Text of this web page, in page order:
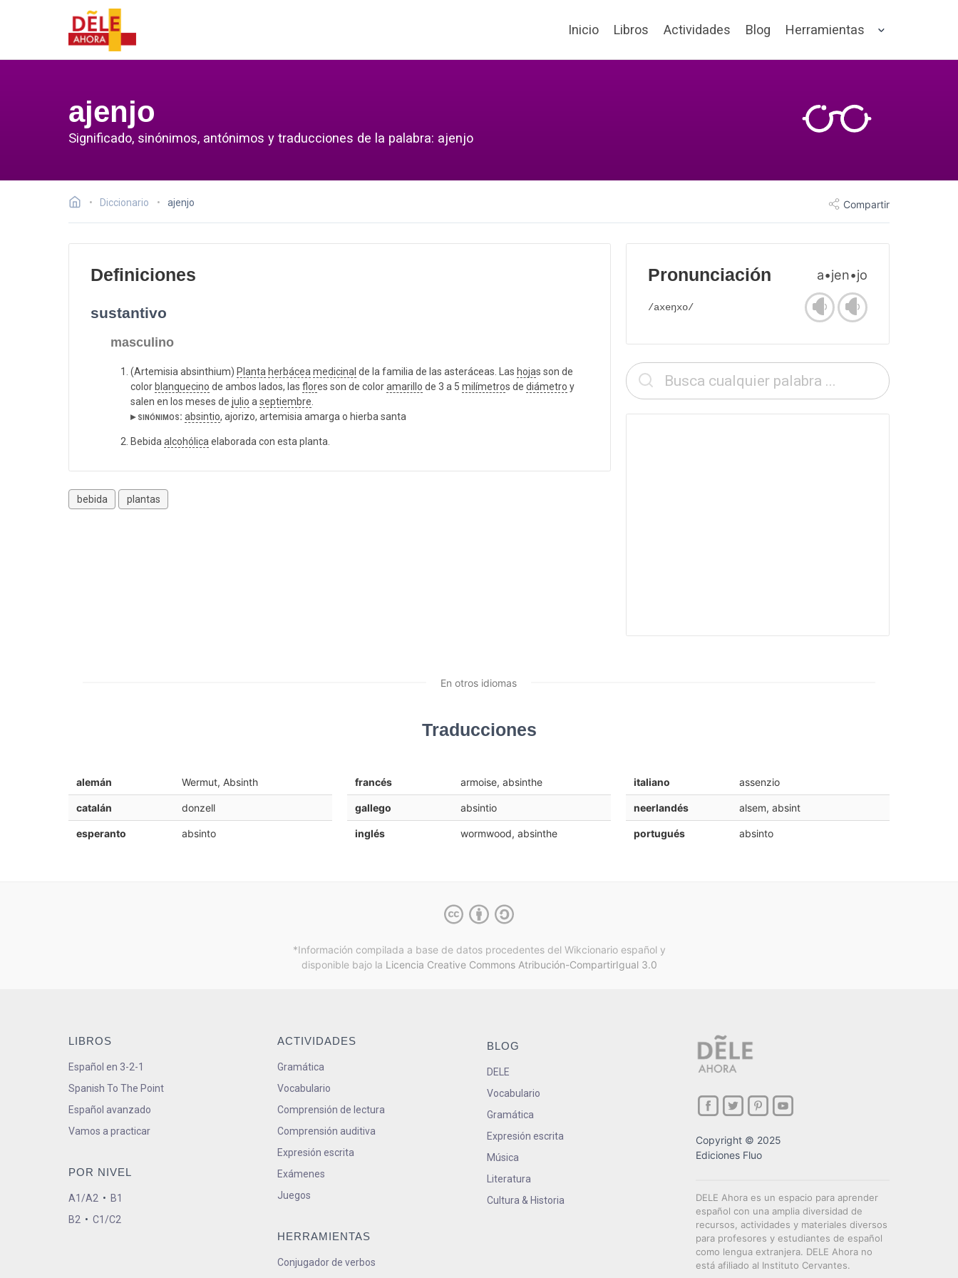
Inicio Libros Actividades Blog Herramientas
ajenjo
Significado, sinónimos, antónimos y traducciones de la palabra: ajenjo
Diccionario ajenjo Compartir
Definiciones
sustantivo
masculino
(Artemisia absinthium) Planta herbáceamedicinal de la familia de las asteráceas. Las hojas son de
color blanquecino de ambos lados, las flores son de coloramarillo de 3 a 5 milímetros de diámetro y
salen en los meses de julio aseptiembre.
▸ sinónimos: absintio, ajorizo, artemisia amarga o hierba santa
Bebidaalcohólicaelaborada con esta planta.
bebida plantas
Pronunciación a•jen•jo
/axeŋxo/
En otros idiomas
Traducciones
alemán Wermut, Absinth
catalán donzell
esperanto absinto
francés armoise, absinthe
gallego absintio
inglés wormwood, absinthe
italiano assenzio
neerlandés alsem, absint
portugués absinto
*Información compilada a base de datos procedentes del Wikcionario español y
disponible bajo la Licencia Creative Commons Atribución-CompartirIgual 3.0
LIBROS
Español en 3-2-1
Spanish To The Point
Español avanzado
Vamos a practicar
POR NIVEL
A1/A2 • B1
B2 • C1/C2
ACTIVIDADES
Gramática
Vocabulario
Comprensión de lectura
Comprensión auditiva
Expresión escrita
Exámenes
Juegos
HERRAMIENTAS
Conjugador de verbos
BLOG
DELE
Vocabulario
Gramática
Expresión escrita
Música
Literatura
Cultura & Historia
Copyright © 2025
Ediciones Fluo
DELE Ahora es un espacio para aprender
español con una amplia diversidad de
recursos, actividades y materiales diversos
para profesores y estudiantes de español
como lengua extranjera. DELE Ahora no
está afiliado al Instituto Cervantes.